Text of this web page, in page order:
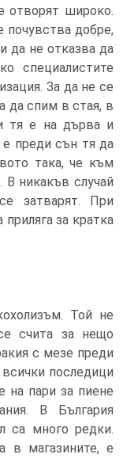
отворят широко.
почувства добре,
да не отказва да
специалистите
За да не се
да спим в стая, в
тя е на дърва и
е преди сън тя да
така, че към
В никакъв случай
затварят. При
за кратка
Той не
счита за нещо
с мезе преди
последици
на пари за пиене
В България
са много редки.
в магазините, е